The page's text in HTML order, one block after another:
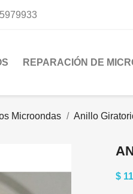
REPARACIÓN DE
Microondas Anillo
$